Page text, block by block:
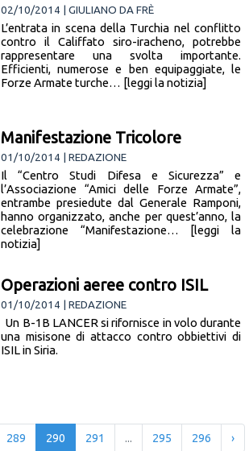
02/10/2014 | GIULIANO DA FRÈ
L’entrata in scena della Turchia nel conflitto
contro il Califfato siro-iracheno, potrebbe
rappresentare una svolta importante.
Efficienti, numerose e ben equipaggiate, le
Forze Armate turche… [leggi la notizia]
Manifestazione Tricolore
01/10/2014 | REDAZIONE
Il “Centro Studi Difesa e Sicurezza” e
l’Associazione “Amici delle Forze Armate”,
entrambe presiedute dal Generale Ramponi,
hanno organizzato, anche per quest’anno, la
celebrazione “Manifestazione… [leggi la
notizia]
Operazioni aeree contro ISIL
01/10/2014 | REDAZIONE
Un B-1B LANCER si rifornisce in volo durante
una misisone di attacco contro obbiettivi di
ISIL in Siria.
289 290 291 ... 295 296 ›